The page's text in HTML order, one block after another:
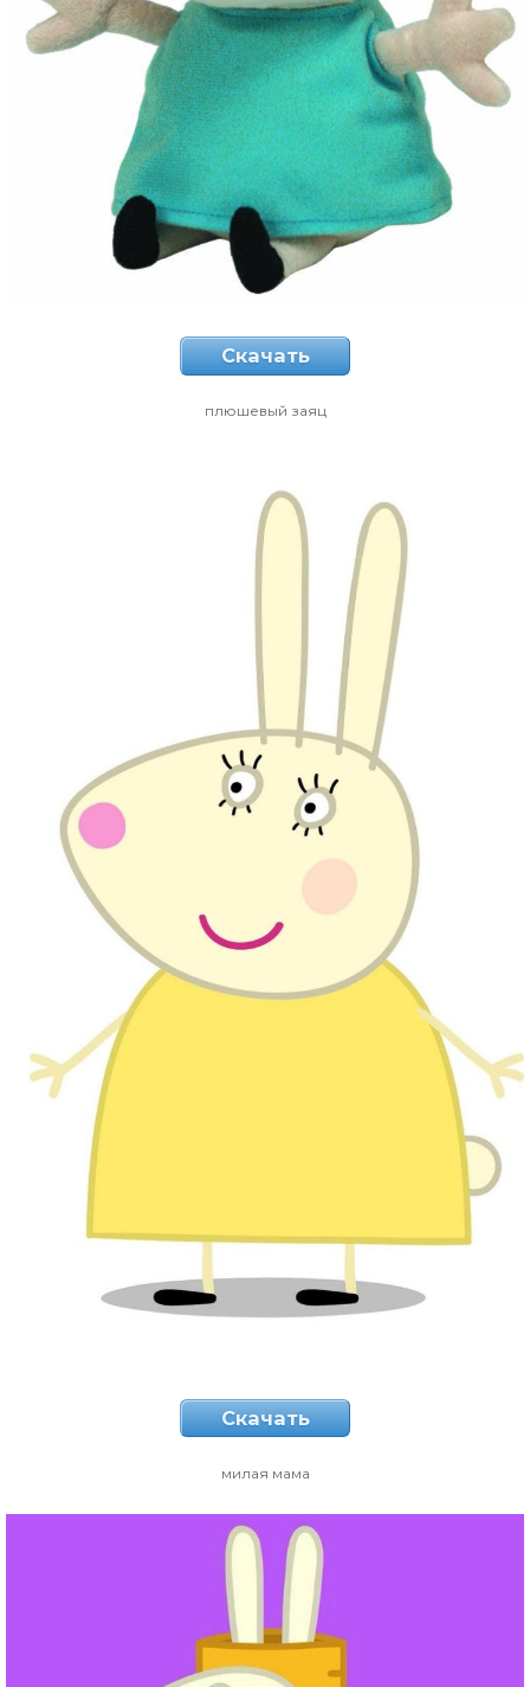
Скачать
плюшевый заяц
Скачать
милая мама